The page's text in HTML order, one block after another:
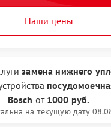
Наши цены
замена нижнего
Bosch от 1000 руб.
на текущую дату